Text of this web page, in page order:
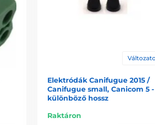
Elektródák Canifugue 2015 /
Canifugue small, Canicom 5 -
különböző hossz
Raktáron